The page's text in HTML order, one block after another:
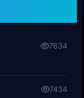
7634
7434